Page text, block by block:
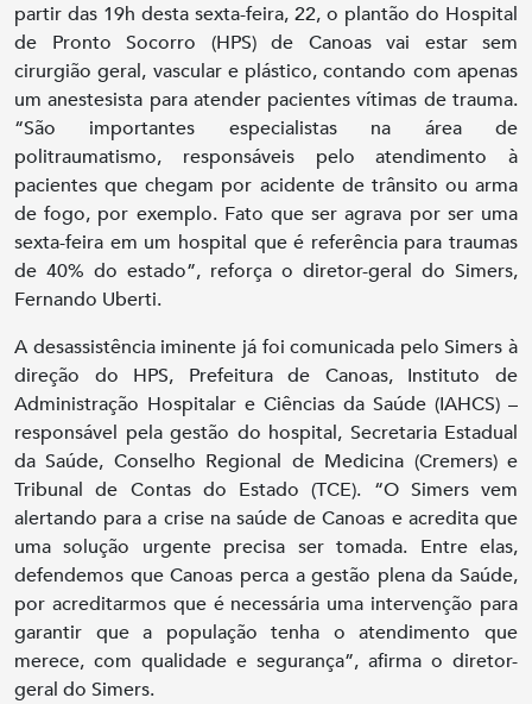
partir das 19h desta sexta-feira, 22, o plantão do Hospital
de Pronto Socorro (HPS) de Canoas vai estar sem
cirurgião geral, vascular e plástico, contando com apenas
um anestesista para atender pacientes vítimas de trauma.
“São importantes especialistas na área de
politraumatismo, responsáveis pelo atendimento à
pacientes que chegam por acidente de trânsito ou arma
de fogo, por exemplo. Fato que ser agrava por ser uma
sexta-feira em um hospital que é referência para traumas
de 40% do estado”, reforça o diretor-geral do Simers,
Fernando Uberti.
A desassistência iminente já foi comunicada pelo Simers à
direção do HPS, Prefeitura de Canoas, Instituto de
Administração Hospitalar e Ciências da Saúde (IAHCS) –
responsável pela gestão do hospital, Secretaria Estadual
da Saúde, Conselho Regional de Medicina (Cremers) e
Tribunal de Contas do Estado (TCE). “O Simers vem
alertando para a crise na saúde de Canoas e acredita que
uma solução urgente precisa ser tomada. Entre elas,
defendemos que Canoas perca a gestão plena da Saúde,
por acreditarmos que é necessária uma intervenção para
garantir que a população tenha o atendimento que
merece, com qualidade e segurança”, afirma o diretor-
geral do Simers.